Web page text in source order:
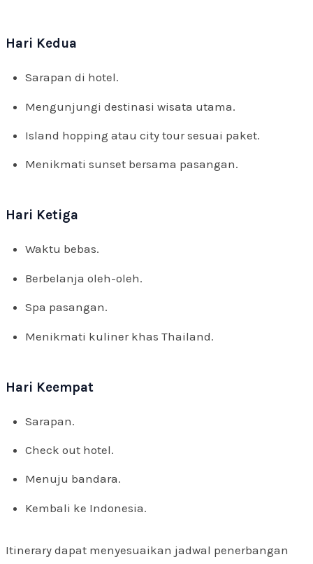
Hari Kedua
Sarapan di hotel.
Mengunjungi destinasi wisata utama.
Island hopping atau city tour sesuai paket.
Menikmati sunset bersama pasangan.
Hari Ketiga
Waktu bebas.
Berbelanja oleh-oleh.
Spa pasangan.
Menikmati kuliner khas Thailand.
Hari Keempat
Sarapan.
Check out hotel.
Menuju bandara.
Kembali ke Indonesia.
Itinerary dapat menyesuaikan jadwal penerbangan